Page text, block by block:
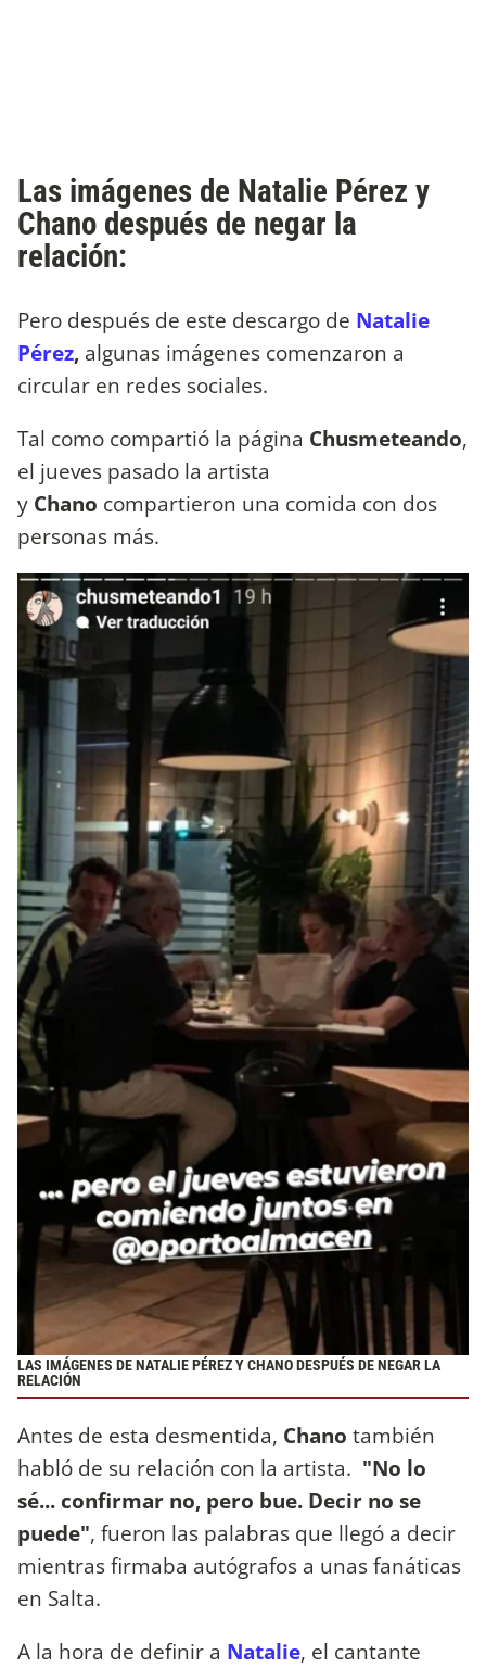
Las imágenes de Natalie Pérez y
Chano después de negar la
relación:
Pero después de este descargo de Natalie
Pérez, algunas imágenes comenzaron a
circular en redes sociales.
Tal como compartió la página Chusmeteando,
el jueves pasado la artista
y Chano compartieron una comida con dos
personas más.
LAS IMÁGENES DE NATALIE PÉREZ Y CHANO DESPUÉS DE NEGAR LA
RELACIÓN
Antes de esta desmentida, Chano también
habló de su relación con la artista. "No lo
sé... confirmar no, pero bue. Decir no se
puede", fueron las palabras que llegó a decir
mientras firmaba autógrafos a unas fanáticas
en Salta.
A la hora de definir a Natalie, el cantante